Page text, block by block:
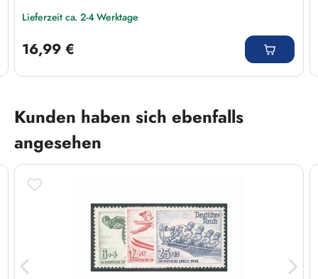
Lieferzeit ca. 2-4 Werktage
16,99 €
Produktgalerie überspringen
Kunden haben sich ebenfalls
angesehen